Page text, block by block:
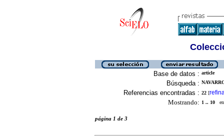
Base de datos : article
Búsqueda :
Referencias encontradas : 22 [
Mostrando: 1 .. 10 en
página 1 de 3